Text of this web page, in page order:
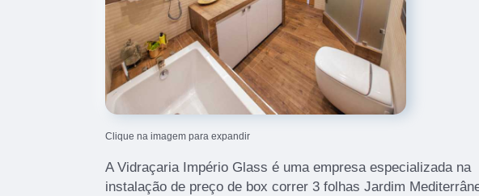
Clique na imagem para expandir
A Vidraçaria Império Glass é uma empresa especializada na
instalação de preço de box correr 3 folhas Jardim